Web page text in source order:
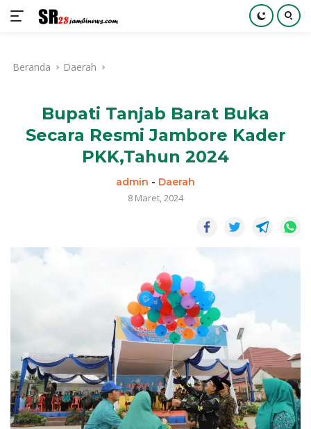
kontenBeranda Daerah
Bupati Tanjab Barat Buka
Secara Resmi Jambore Kader
PKK,Tahun 2024
admin - Daerah
8 Maret, 2024